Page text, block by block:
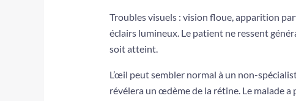
Troubles visuels : vision floue, apparition
éclairs lumineux. Le patient ne ressent
soit atteint.
L’œil peut sembler normal à un non-
révélera un œdème de la rétine. Le malade